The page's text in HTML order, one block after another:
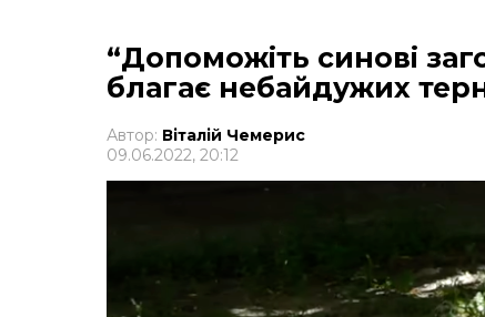
“Допоможіть синові
благає небайдужих
Автор: Віталій Чемерис
09.06.2022, 20:12